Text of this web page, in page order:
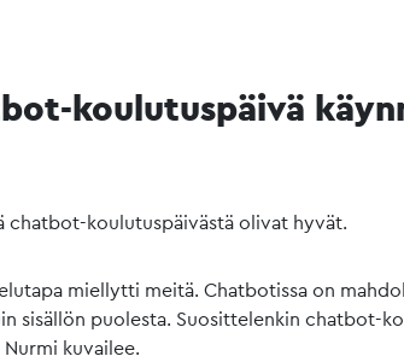
koulutuspäivä
chatbot-koulutuspäivästä olivat hyvät.
miellytti meitä. Chatbotissa on
sisällön puolesta. Suosittelenkin chatbot-
kuvailee.